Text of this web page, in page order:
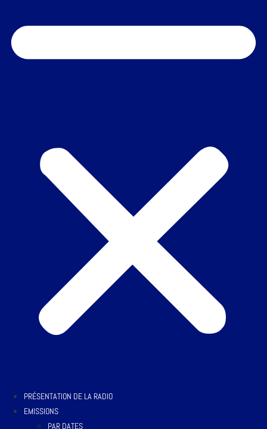
PRÉSENTATION DE LA RADIO
EMISSIONS
PAR DATES